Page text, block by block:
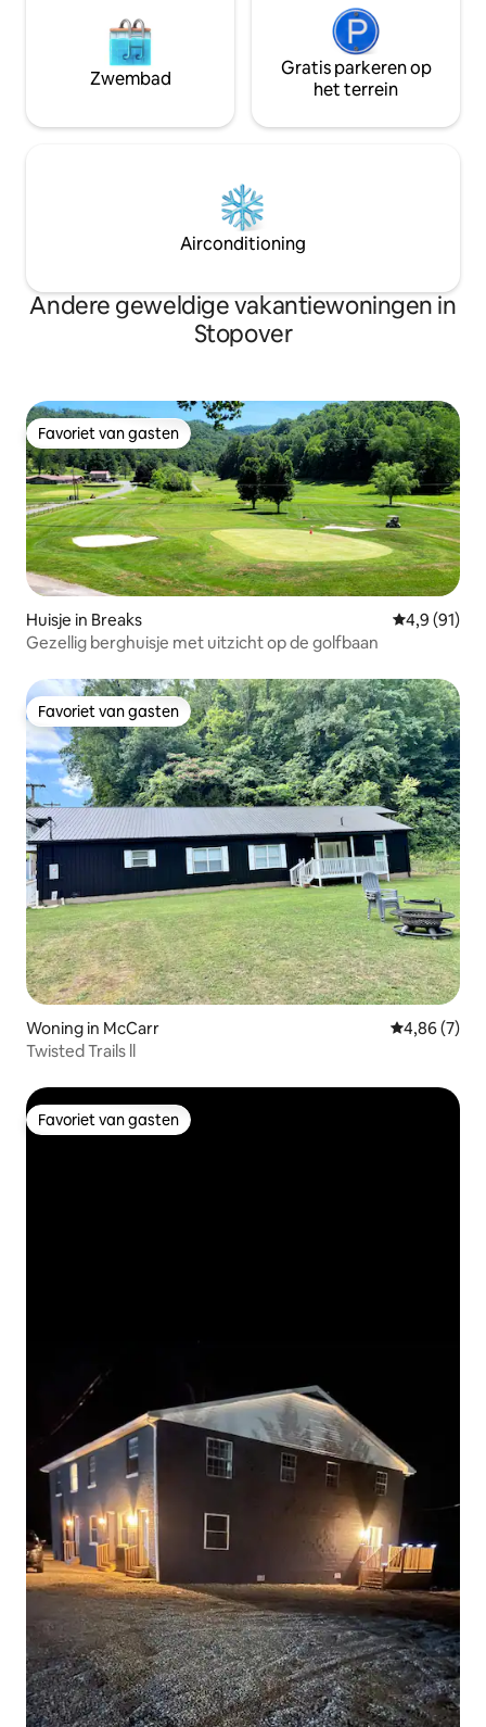
Zwembad
Gratis parkeren op
het terrein
Airconditioning
Andere geweldige vakantiewoningen in
Stopover
Favoriet van gasten
Favoriet van gasten
Huisje in Breaks
4,9 (91)
Gezellig berghuisje met uitzicht op de golfbaan
Favoriet van gasten
Favoriet van gasten
Woning in McCarr Gemiddelde
4,86 (7)
Twisted Trails ll
Favoriet van gasten
Favoriet van gasten